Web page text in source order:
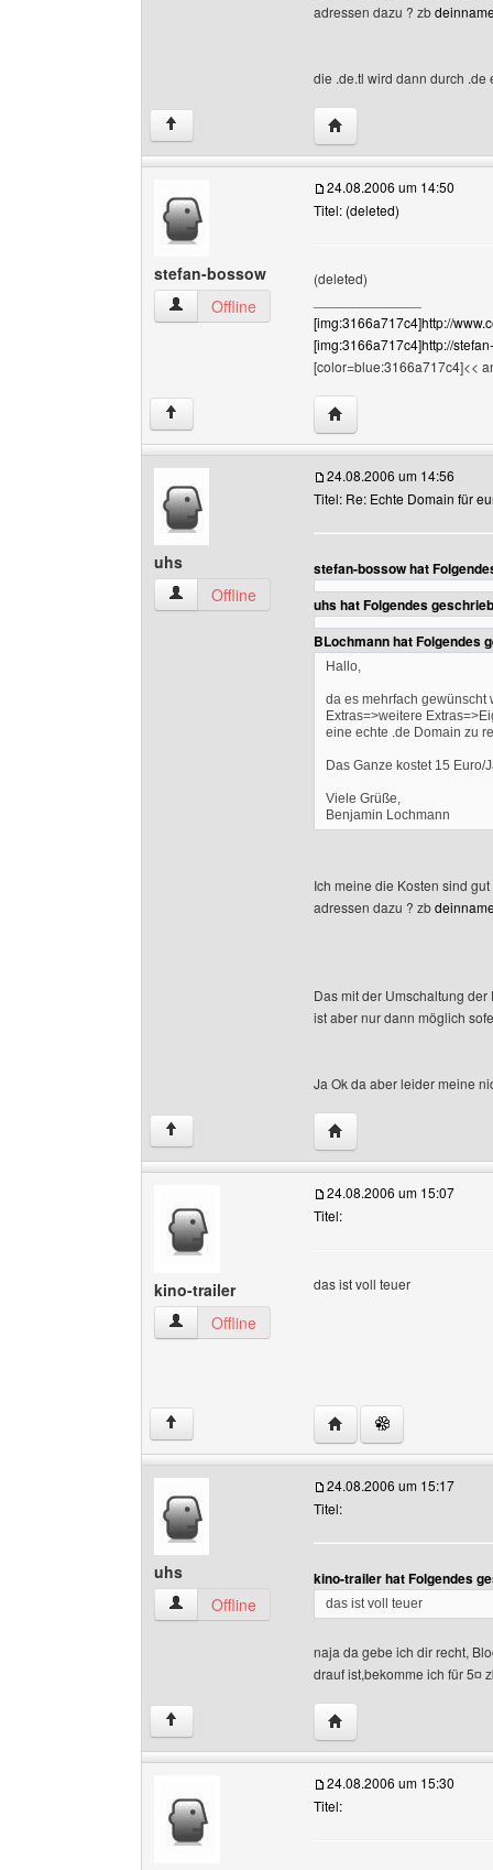
adressen dazu ? zb
die .de.tl wird dann durch
↑ Website dieses
stefan-bossow
stefan-bossow Benutzer-Profile anzeigen
Offline
24.08.2006 um 14:50
Titel: (deleted)
(deleted)
[img:3166a717c4]http://
[img:3166a717c4]http://
[color=blue:3166a717c4]<<
↑ Website dieses
uhs
uhs Benutzer-Profile anzeigen
Offline
24.08.2006 um 14:56
Titel: Re: Echte Domain für
stefan-bossow hat
uhs hat Folgendes
BLochmann hat Folgendes
Hallo,
da es mehrfach gewünscht
Extras=>weitere
eine echte .de Domain zu
Das Ganze kostet 15 Euro/
Viele Grüße,
Benjamin Lochmann
Ich meine die Kosten sind
adressen dazu ? zb
Das mit der Umschaltung der
ist aber nur dann möglich
Ja Ok da aber leider meine
↑ Website dieses
kino-trailer
kino-trailer Benutzer-Profile anzeigen
Offline
24.08.2006 um 15:07
Titel:
das ist voll teuer
↑ Website dieses
uhs
uhs Benutzer-Profile anzeigen
Offline
24.08.2006 um 15:17
Titel:
kino-trailer hat Folgendes
das ist voll teuer
naja da gebe ich dir recht,
drauf ist,bekomme ich für 5¤
↑ Website dieses
24.08.2006 um 15:30
Titel: